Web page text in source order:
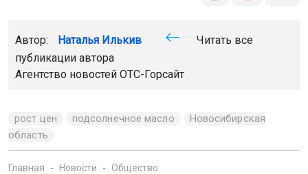
Автор: Наталья Илькив
Читать все
публикации автора
Агентство новостей ОТС-Горсайт
рост цен подсолнечное масло
Новосибирская
область
Главная Новости Общество